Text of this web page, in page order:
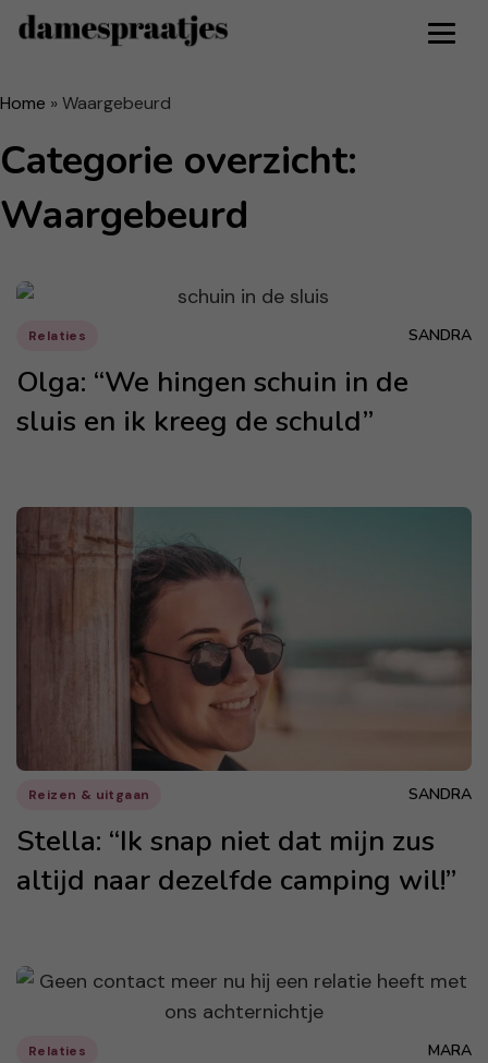
Home »Waargebeurd
Categorie overzicht:
Waargebeurd
Relaties SANDRA
Olga: “We hingen schuin in de
sluis en ik kreeg de schuld”
Reizen & uitgaan SANDRA
Stella: “Ik snap niet dat mijn zus
altijd naar dezelfde camping wil!”
Relaties MARA